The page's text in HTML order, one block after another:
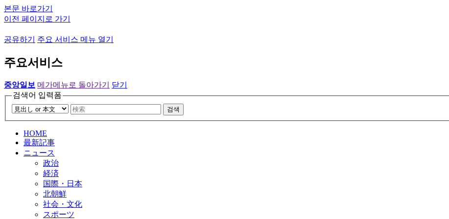
본문 바로가기
이전 페이지로 가기
공유하기 주요 서비스 메뉴 열기
주요서비스
중앙일보 메가메뉴로 돌아가기
닫기
검색어 입력폼
검색
HOME
最新記事
ニュース
政治
経済
国際・日本
北朝鮮
社会・文化
スポーツ